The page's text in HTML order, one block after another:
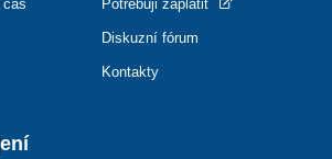
čas Potřebuji zaplatit
Diskuzní fórum
Kontakty